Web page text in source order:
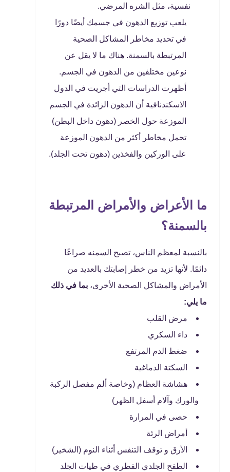
نفسية، مثل الشره المرضي.
يلعب توزيع الدهون في جسمك أيضًا دورًا
في تحديد مخاطر المشاكل الصحية
المرتبطة بالسمنة. هناك ما لا يقل عن
نوعين مختلفين من الدهون في الجسم.
أظهرت الدراسات التي أجريت في الدول
الاسكندنافية أن الدهون الزائدة في الجسم
الموزعة حول الخصر (دهون داخل البطن)
تحمل مخاطر أكثر من الدهون الموزعة
على الوركين والفخذين (دهون تحت الجلد).
ما الأعراض والأمراض المرتبطة
بالسمنة؟
بالنسبة لمعظم الناس، تصبح السمنه صراعًا
دائمًا. لأنها تزيد من خطر إصابتك بالعديد من
الأمراض والمشاكل الصحية الأخرى، بما في ذلك
ما يلي:
مرض القلب
داء السكري
ضغط الدم المرتفع
السكتة الدماغية
هشاشة العظام (وخاصة ألم مفصل الركبة
والورك وآلام أسفل الظهر)
حصى في المرارة
أمراض الرئة
الأرق و توقف التنفس أثناء النوم (الشخير)
الطفح الجلدي الفطري في طيات الجلد